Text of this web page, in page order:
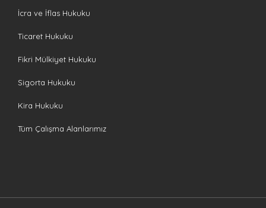
İcra ve İflas Hukuku
Ticaret Hukuku
Fikri Mülkiyet Hukuku
Sigorta Hukuku
Kira Hukuku
Tüm Çalışma Alanlarımız